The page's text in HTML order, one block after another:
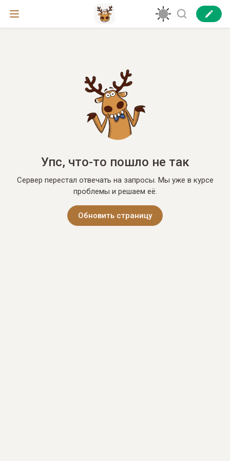
Упс, что-то пошло не так
Сервер перестал отвечать на запросы. Мы уже в курсе
проблемы и решаем её.
Обновить страницу